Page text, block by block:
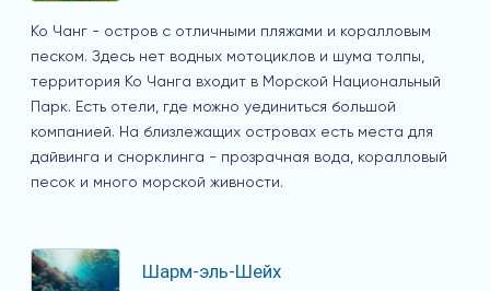
Ко Чанг - остров с отличными пляжами и коралловым
песком. Здесь нет водных мотоциклов и шума толпы,
территория Ко Чанга входит в Морской Национальный
Парк. Есть отели, где можно уединиться большой
компанией. На близлежащих островах есть места для
дайвинга и снорклинга - прозрачная вода, коралловый
песок и много морской живности.
Шарм-эль-Шейх